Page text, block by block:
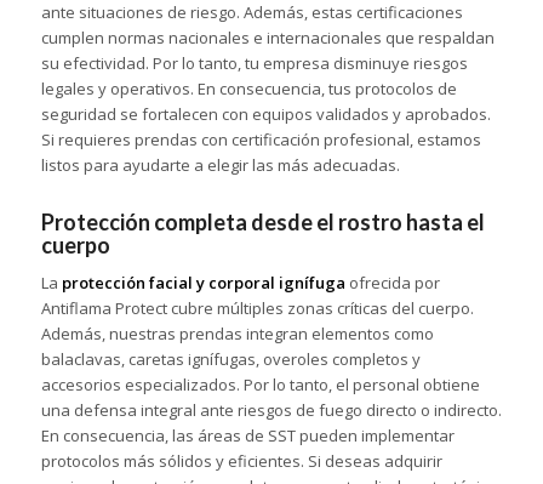
ante situaciones de riesgo. Además, estas certificaciones
cumplen normas nacionales e internacionales que respaldan
su efectividad. Por lo tanto, tu empresa disminuye riesgos
legales y operativos. En consecuencia, tus protocolos de
seguridad se fortalecen con equipos validados y aprobados.
Si requieres prendas con certificación profesional, estamos
listos para ayudarte a elegir las más adecuadas.
Protección completa desde el rostro hasta el
cuerpo
La protección facial y corporal ignífuga ofrecida por
Antiflama Protect cubre múltiples zonas críticas del cuerpo.
Además, nuestras prendas integran elementos como
balaclavas, caretas ignífugas, overoles completos y
accesorios especializados. Por lo tanto, el personal obtiene
una defensa integral ante riesgos de fuego directo o indirecto.
En consecuencia, las áreas de SST pueden implementar
protocolos más sólidos y eficientes. Si deseas adquirir